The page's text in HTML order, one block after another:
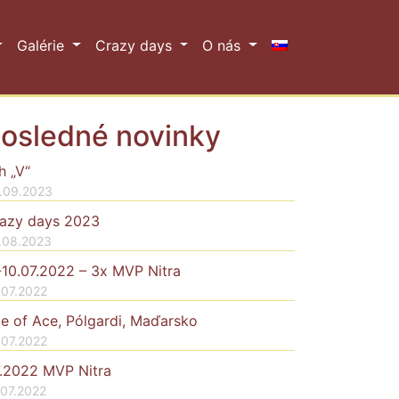
Galérie Crazy days O nás
novinky
„V“
days 2023
– 3x MVP Nitra
of Ace, Pólgardi, Maďarsko
MVP Nitra